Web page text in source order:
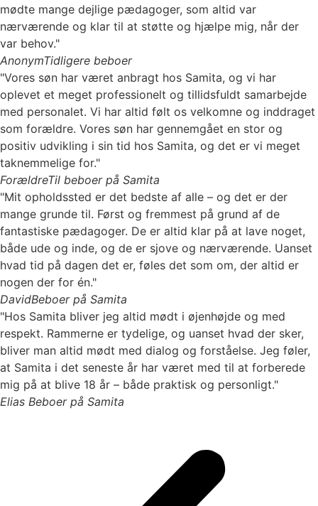
mødte mange dejlige pædagoger, som altid var
nærværende og klar til at støtte og hjælpe mig, når der
var behov."
AnonymTidligere beboer
"Vores søn har været anbragt hos Samita, og vi har
oplevet et meget professionelt og tillidsfuldt samarbejde
med personalet. Vi har altid følt os velkomne og inddraget
som forældre. Vores søn har gennemgået en stor og
positiv udvikling i sin tid hos Samita, og det er vi meget
taknemmelige for."
ForældreTil beboer på Samita
"Mit opholdssted er det bedste af alle – og det er der
mange grunde til. Først og fremmest på grund af de
fantastiske pædagoger. De er altid klar på at lave noget,
både ude og inde, og de er sjove og nærværende. Uanset
hvad tid på dagen det er, føles det som om, der altid er
nogen der for én."
DavidBeboer på Samita
"Hos Samita bliver jeg altid mødt i øjenhøjde og med
respekt. Rammerne er tydelige, og uanset hvad der sker,
bliver man altid mødt med dialog og forståelse. Jeg føler,
at Samita i det seneste år har været med til at forberede
mig på at blive 18 år – både praktisk og personligt."
Elias Beboer på Samita